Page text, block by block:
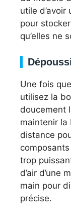
utile
pour
qu’elles ne
Une fois
utilisez la
doucement
maintenir la
distance
trop
d’air d’une
main pour
précise.